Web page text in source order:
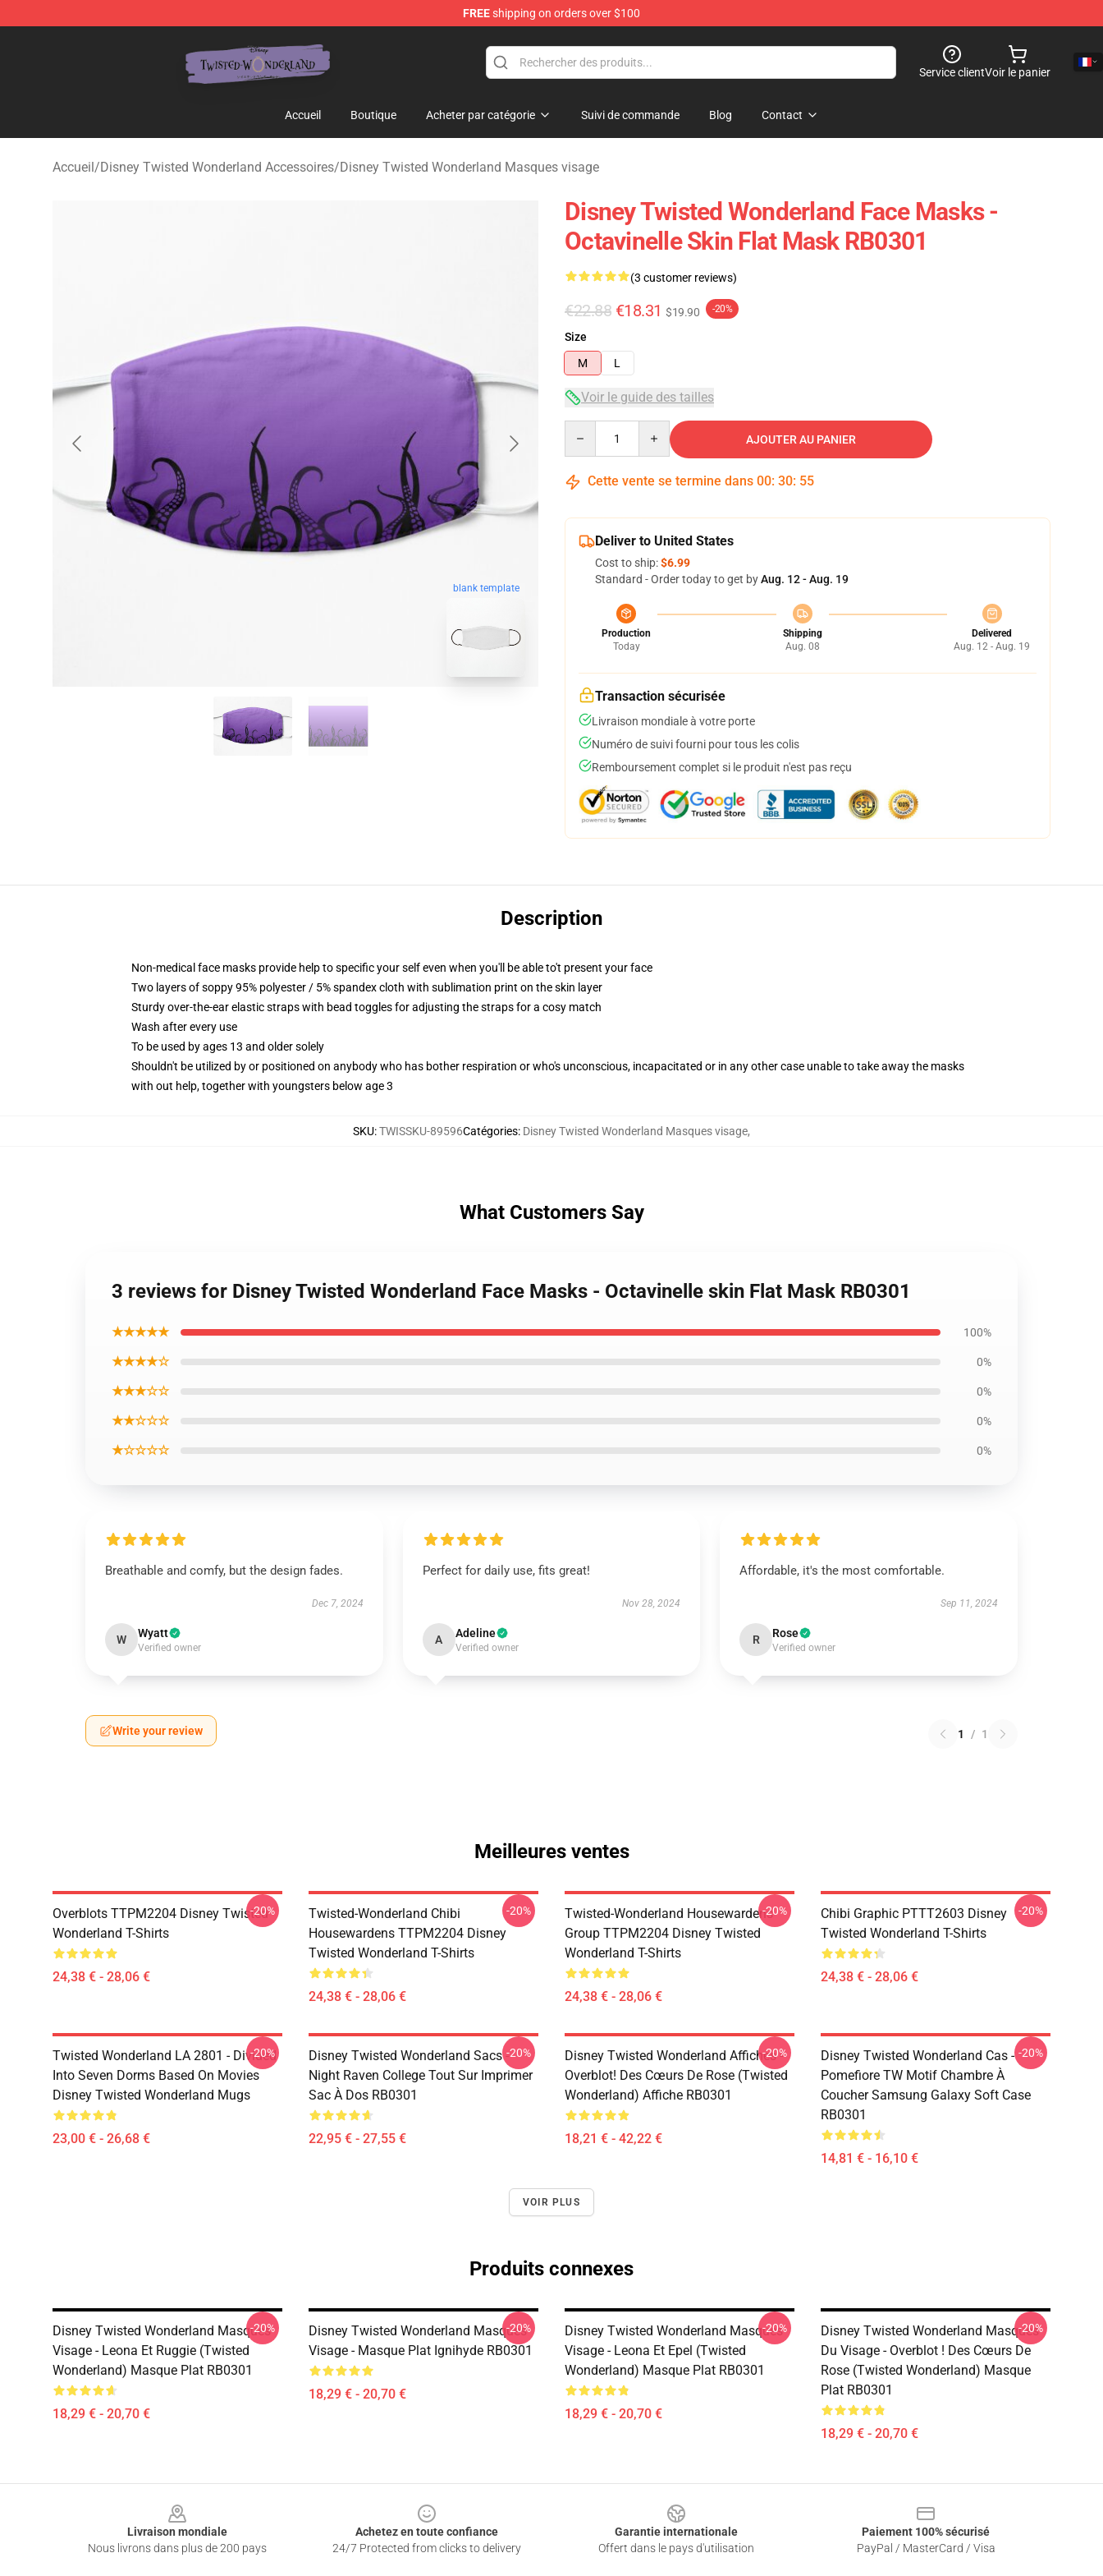
FREEshipping on orders over $100
Service clientVoir le panier
Accueil Boutique Acheter par catégorie Suivi de commande Blog Contact
Accueil/Disney Twisted Wonderland Accessoires/Disney Twisted Wonderland Masques visage
blank template
Disney Twisted Wonderland Face Masks -
Octavinelle Skin Flat Mask RB0301
(3 customer reviews)
€22.88 €18.31 $19.90 -20%
Size
M
L
Voir le guide des tailles
AJOUTER AU PANIER
Cette vente se termine dans 00: 30: 54
Deliver to United States
Cost to ship:$6.99
Standard - Order today to get byAug. 12 - Aug. 19
Production
Today
Shipping
Aug. 08
Delivered
Aug. 12 - Aug. 19
Transaction sécurisée
Livraison mondiale à votre porte
Numéro de suivi fourni pour tous les colis
Remboursement complet si le produit n'est pas reçu
Description
Non-medical face masks provide help to specific your self even when you'll be able to't present your face
Two layers of soppy 95% polyester / 5% spandex cloth with sublimation print on the skin layer
Sturdy over-the-ear elastic straps with bead toggles for adjusting the straps for a cosy match
Wash after every use
To be used by ages 13 and older solely
Shouldn't be utilized by or positioned on anybody who has bother respiration or who's unconscious, incapacitated or in any other case unable to take away the masks
with out help, together with youngsters below age 3
SKU:TWISSKU-89596Catégories: Disney Twisted Wonderland Masques visage,
What Customers Say
3 reviews for Disney Twisted Wonderland Face Masks - Octavinelle skin Flat Mask RB0301
★★★★★ 100%
★★★★☆ 0%
★★★☆☆ 0%
★★☆☆☆ 0%
★☆☆☆☆ 0%
Breathable and comfy, but the design fades.
Dec 7, 2024
W Wyatt
Verified owner
Perfect for daily use, fits great!
Nov 28, 2024
A Adeline
Verified owner
Affordable, it's the most comfortable.
Sep 11, 2024
R Rose
Verified owner
Write your review 1 / 1
Meilleures ventes
Overblots TTPM2204 Disney Twisted
Wonderland T-Shirts
24,38 € - 28,06 €
-20%
Twisted-Wonderland Chibi
Housewardens TTPM2204 Disney
Twisted Wonderland T-Shirts
24,38 € - 28,06 €
-20%
Twisted-Wonderland Housewardens
Group TTPM2204 Disney Twisted
Wonderland T-Shirts
24,38 € - 28,06 €
-20%
Chibi Graphic PTTT2603 Disney
Twisted Wonderland T-Shirts
24,38 € - 28,06 €
-20%
Twisted Wonderland LA 2801 - Divided
Into Seven Dorms Based On Movies
Disney Twisted Wonderland Mugs
23,00 € - 26,68 €
-20%
Disney Twisted Wonderland Sacs -
Night Raven College Tout Sur Imprimer
Sac À Dos RB0301
22,95 € - 27,55 €
-20%
Disney Twisted Wonderland Affiches -
Overblot! Des Cœurs De Rose (Twisted
Wonderland) Affiche RB0301
18,21 € - 42,22 €
-20%
Disney Twisted Wonderland Cas -
Pomefiore TW Motif Chambre À
Coucher Samsung Galaxy Soft Case
RB0301
14,81 € - 16,10 €
-20%
VOIR PLUS
Produits connexes
Disney Twisted Wonderland Masques
Visage - Leona Et Ruggie (Twisted
Wonderland) Masque Plat RB0301
18,29 € - 20,70 €
-20%
Disney Twisted Wonderland Masques
Visage - Masque Plat Ignihyde RB0301
18,29 € - 20,70 €
-20%
Disney Twisted Wonderland Masques
Visage - Leona Et Epel (Twisted
Wonderland) Masque Plat RB0301
18,29 € - 20,70 €
-20%
Disney Twisted Wonderland Masques
Du Visage - Overblot ! Des Cœurs De
Rose (Twisted Wonderland) Masque
Plat RB0301
18,29 € - 20,70 €
-20%
Livraison mondiale
Nous livrons dans plus de 200 pays
Achetez en toute confiance
24/7 Protected from clicks to delivery
Garantie internationale
Offert dans le pays d'utilisation
Paiement 100% sécurisé
PayPal / MasterCard / Visa